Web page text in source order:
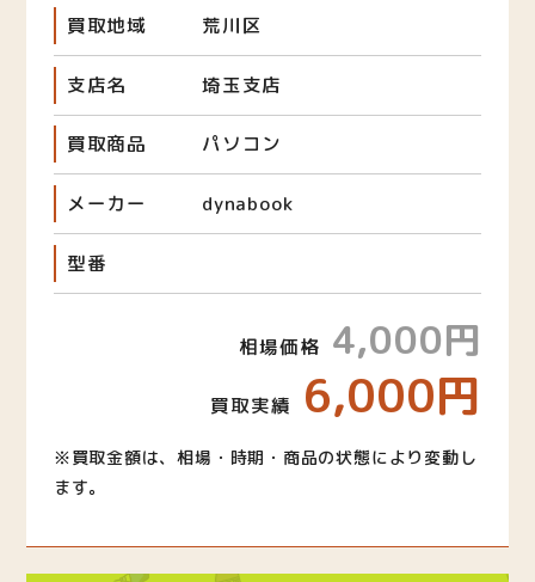
買取地域 荒川区
支店名 埼玉支店
買取商品 パソコン
メーカー dynabook
型番
相場価格 4,000円
買取実績 6,000円
※買取金額は、相場・時期・商品の状態により変動し
ます。